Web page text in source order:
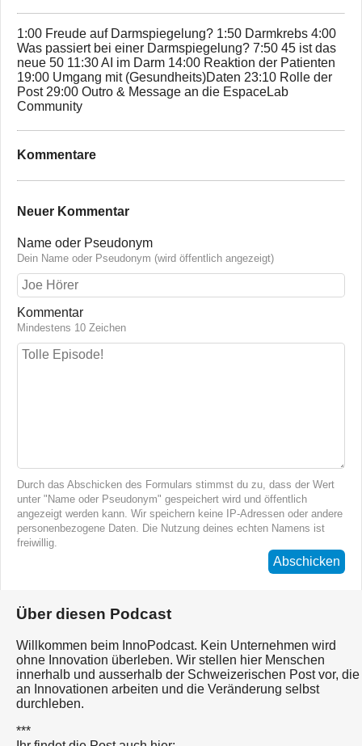
1:00 Freude auf Darmspiegelung? 1:50 Darmkrebs 4:00
Was passiert bei einer Darmspiegelung? 7:50 45 ist das
neue 50 11:30 AI im Darm 14:00 Reaktion der Patienten
19:00 Umgang mit (Gesundheits)Daten 23:10 Rolle der
Post 29:00 Outro & Message an die EspaceLab
Community
Kommentare
Neuer Kommentar
Name oder Pseudonym
Dein Name oder Pseudonym (wird öffentlich angezeigt)
Kommentar
Mindestens 10 Zeichen
Durch das Abschicken des Formulars stimmst du zu, dass der Wert
unter "Name oder Pseudonym" gespeichert wird und öffentlich
angezeigt werden kann. Wir speichern keine IP-Adressen oder andere
personenbezogene Daten. Die Nutzung deines echten Namens ist
freiwillig.
Abschicken
Über diesen Podcast
Willkommen beim InnoPodcast. Kein Unternehmen wird
ohne Innovation überleben. Wir stellen hier Menschen
innerhalb und ausserhalb der Schweizerischen Post vor, die
an Innovationen arbeiten und die Veränderung selbst
durchleben.
***